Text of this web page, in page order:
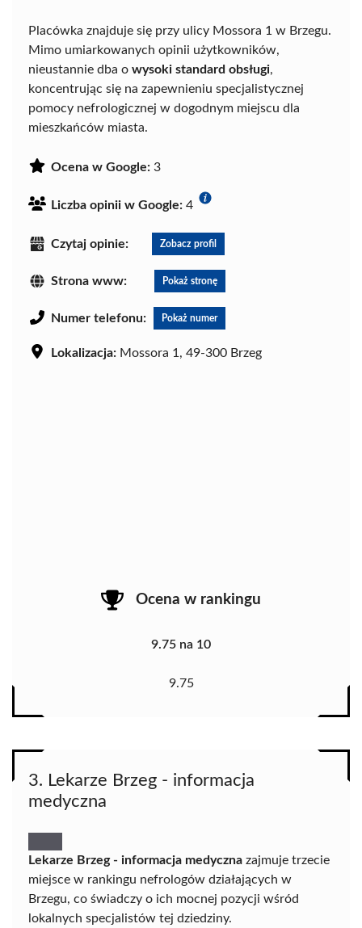
Placówka znajduje się przy ulicy Mossora 1 w Brzegu.
Mimo umiarkowanych opinii użytkowników,
nieustannie dba o wysoki standard obsługi,
koncentrując się na zapewnieniu specjalistycznej
pomocy nefrologicznej w dogodnym miejscu dla
mieszkańców miasta.
Ocena w Google: 3
Liczba opinii w Google: 4
Czytaj opinie: Zobacz profil
Strona www: Pokaż stronę
Numer telefonu: Pokaż numer
Lokalizacja: Mossora 1, 49-300 Brzeg
Ocena w rankingu
9.75 na 10
9.75
3. Lekarze Brzeg - informacja
medyczna
Lekarze Brzeg - informacja medyczna zajmuje trzecie
miejsce w rankingu nefrologów działających w
Brzegu, co świadczy o ich mocnej pozycji wśród
lokalnych specjalistów tej dziedziny.